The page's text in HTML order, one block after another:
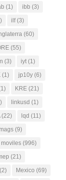
(1) ibb (3)
ilf(3)
(60)
(55)
(3) iyt (1)
(1) jp10y (6)
KRE (21)
linkusd (1)
(22) lqd (11)
mags (9)
moviles (996)
(21)
(2) Mexico (69)